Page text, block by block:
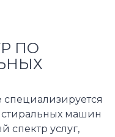
ПО
машин
спектр услуг,